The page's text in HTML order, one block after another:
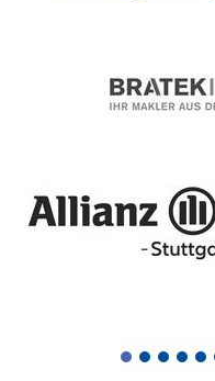
1 2 3 4 5